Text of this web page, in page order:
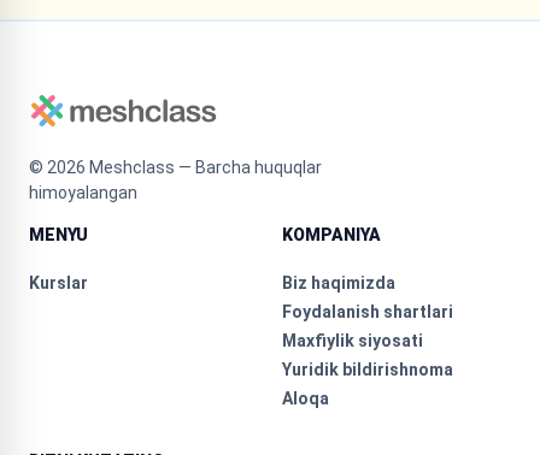
© 2026 Meshclass — Barcha huquqlar
himoyalangan
MENYU
Kurslar
KOMPANIYA
Biz haqimizda
Foydalanish shartlari
Maxfiylik siyosati
Yuridik bildirishnoma
Aloqa